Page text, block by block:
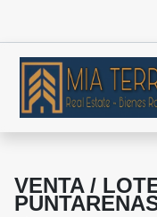
VENTA /